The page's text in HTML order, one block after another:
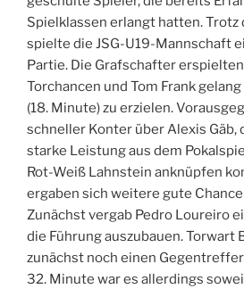
Spielklassen erlangt hatten. Trotz
spielte die JSG-U19-Mannschaft
Partie. Die Grafschafter
Torchancen und Tom Frank
(18. Minute) zu erzielen.
schneller Konter über Alexis Gäb,
starke Leistung aus dem
Rot-Weiß Lahnstein anknüpfen
ergaben sich weitere gute
Zunächst vergab Pedro Loureiro
die Führung auszubauen. Torwart
zunächst noch einen
32. Minute war es allerdings